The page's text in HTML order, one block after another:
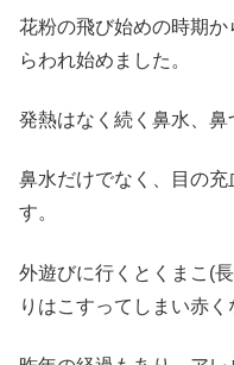
花粉の飛び始めの時期
らわれ始めました。
発熱はなく続く鼻水、鼻
鼻水だけでなく、目の
す。
外遊びに行くとくまこ(
りはこすってしまい赤く